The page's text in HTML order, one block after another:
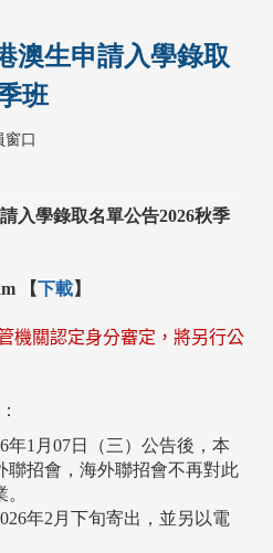
澳生申請入學錄取
班
窗口
入學錄取名單公告2026秋季
【下載】
機關認定身分審定，將另行公
年1月07日（三）公告後，本
聯招會，海外聯招會不再對此
年2月下旬寄出，並另以電